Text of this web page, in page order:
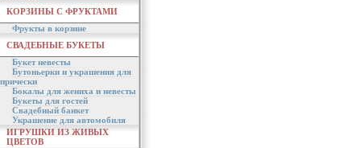
КОРЗИНЫ С ФРУКТАМИ
Фрукты в корзине
СВАДЕБНЫЕ БУКЕТЫ
Букет невесты
Бутоньерки и украшения для
прически
Бокалы для жениха и невесты
Букеты для гостей
Свадебный банкет
Украшение для автомобиля
ИГРУШКИ ИЗ ЖИВЫХ
ЦВЕТОВ